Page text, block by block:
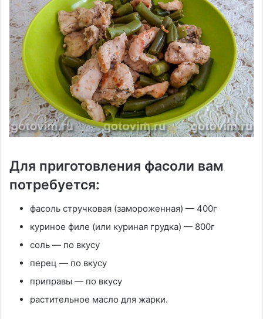
Для приготовления фасоли вам
потребуется:
фасоль стручковая (замороженная) — 400г
куриное филе (или куриная грудка) — 800г
соль — по вкусу
перец — по вкусу
приправы — по вкусу
растительное масло для жарки.